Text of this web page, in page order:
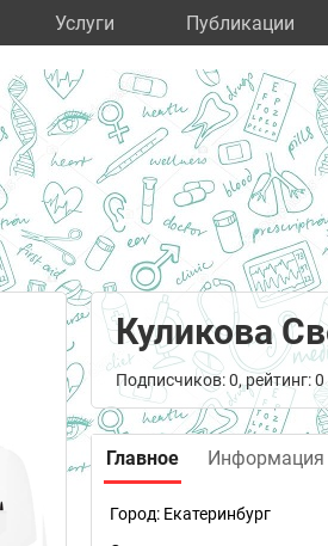
Услуги Публикации
Куликова
Подписчиков: 0, рейтинг: 0
Главное Информация
Город: Екатеринбург